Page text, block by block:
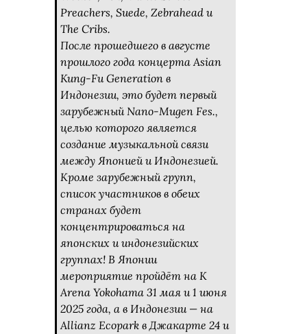
Preachers, Suede, Zebrahead и
The Cribs.
После прошедшего в августе
прошлого года концерта Asian
Kung-Fu Generation в
Индонезии, это будет первый
зарубежный Nano-Mugen Fes.,
целью которого является
создание музыкальной связи
между Японией и Индонезией.
Кроме зарубежный групп,
список участников в обеих
странах будет
концентрироваться на
японских и индонезийских
группах! В Японии
мероприятие пройдёт на K
Arena Yokohama 31 мая и 1 июня
2025 года, а в Индонезии — на
Allianz Ecopark в Джакарте 24 и